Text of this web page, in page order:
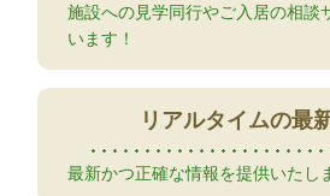
施設への見学同行やご入居の相談
います！
リアルタイムの最
最新かつ正確な情報を提供いたし